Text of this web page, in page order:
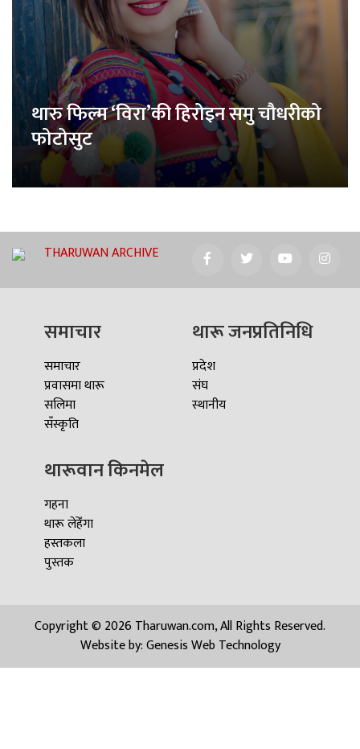
थारु फिल्म ‘विरा’की हिरोइन समु चौधरीको
फोटोसुट
THARUWAN ARCHIVE
समाचार
समाचार
प्रवासमा थारू
सलिमा
सँस्कृति
थारू जनप्रतिनिधि
प्रदेश
संघ
स्थानीय
थारूवान किनमेल
गहना
थारू लेहेँगा
हस्तकला
पुस्तक
Copyright © 2026 Tharuwan.com, All Rights Reserved.
Website by:Genesis Web Technology